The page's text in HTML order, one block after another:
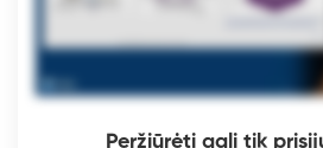
Peržiūrėti gali tik